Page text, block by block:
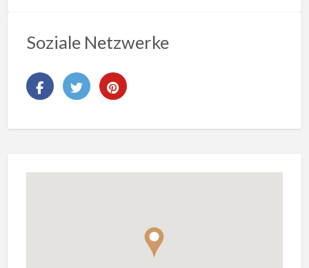
Soziale Netzwerke